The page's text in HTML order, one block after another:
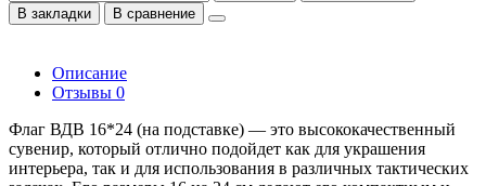
В закладки
В сравнение
Описание
Отзывы 0
Флаг ВДВ 16*24 (на подставке) — это высококачественный
сувенир, который отлично подойдет как для украшения
интерьера, так и для использования в различных тактических